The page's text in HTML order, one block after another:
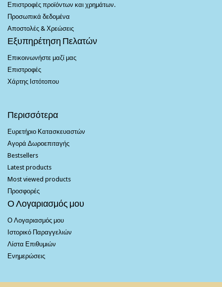
Επιστροφές προϊόντων και χρημάτων.
Προσωπικά δεδομένα
Αποστολές & Χρεώσεις
Εξυπηρέτηση Πελατών
Επικοινωνήστε μαζί μας
Επιστροφές
Χάρτης Ιστότοπου
Περισσότερα
Ευρετήριο Κατασκευαστών
Αγορά Δωροεπιταγής
Bestsellers
Latest products
Most viewed products
Προσφορές
Ο Λογαριασμός μου
Ο Λογαριασμός μου
Ιστορικό Παραγγελιών
Λίστα Επιθυμιών
Ενημερώσεις